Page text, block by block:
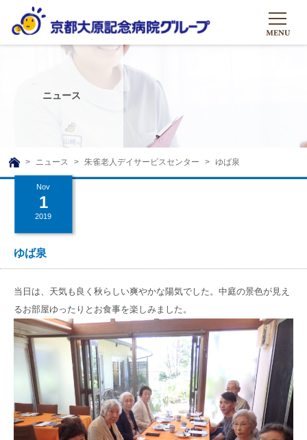
グループについて
グループについて
理事長挨拶
沿革ストーリー
基本的マインド
社会貢献活動
グループの取り組み
リハビリテーション
訪問サービス
通所サービス
高齢者住宅施設
高齢者共生型まちづくり事業
食へのこだわり
大原のこと
メディア
ニュース
広報誌
SNS運用ポリシー
自宅で使える動画集
お問い合わせ一覧
友達追加
京都大原記念病院
京都近衛 リハ病院
八瀬大原Ⅰ番館
ニュース
TOP
ニュース 朱雀老人デイサービスセンター ゆば泉
Nov
1
2019
ゆば泉
当日は、天気も良く秋らしい爽やかな陽気でした。中庭の景色が見え
るお部屋ゆったりとお食事を楽しみました。